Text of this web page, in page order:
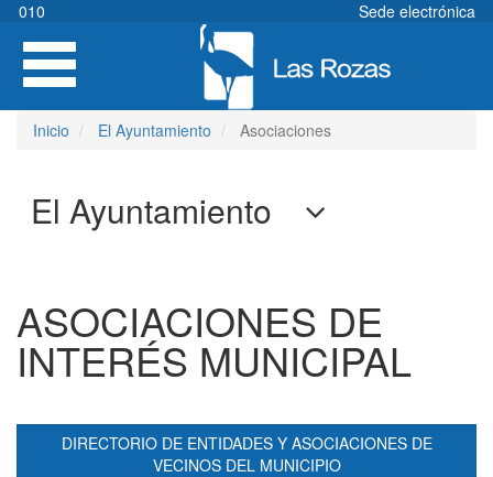
Pasar
contenido
principal
010
Sede electrónica
Toggle
navigation
Inicio El Ayuntamiento Asociaciones
El Ayuntamiento
ASOCIACIONES DE
INTERÉS MUNICIPAL
DIRECTORIO DE ENTIDADES Y ASOCIACIONES DE
VECINOS DEL MUNICIPIO